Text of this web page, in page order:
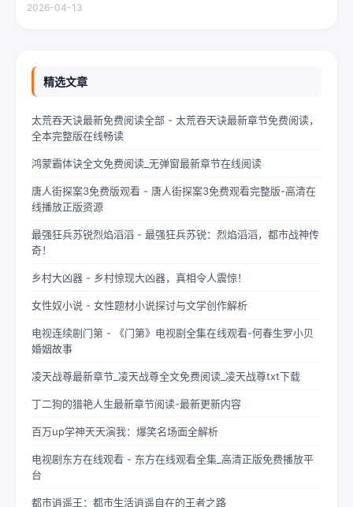
透过梧桐树叶的缝隙，洒在少女夏柠的肩头。她坐在旧书摊旁，手
2026-04-13
精选文章
太荒吞天诀最新免费阅读全部 - 太荒吞天诀最新章节免费阅读，
全本完整版在线畅读
鸿蒙霸体诀全文免费阅读_无弹窗最新章节在线阅读
唐人街探案3免费版观看 - 唐人街探案3免费观看完整版-高清在
线播放正版资源
最强狂兵苏锐烈焰滔滔 - 最强狂兵苏锐：烈焰滔滔，都市战神传
奇！
乡村大凶器 - 乡村惊现大凶器，真相令人震惊！
女性奴小说 - 女性题材小说探讨与文学创作解析
电视连续剧门第 - 《门第》电视剧全集在线观看-何春生罗小贝
婚姻故事
凌天战尊最新章节_凌天战尊全文免费阅读_凌天战尊txt下载
丁二狗的猎艳人生最新章节阅读-最新更新内容
百万up学神天天演我：爆笑名场面全解析
电视剧东方在线观看 - 东方在线观看全集_高清正版免费播放平
台
都市逍遥王：都市生活逍遥自在的王者之路